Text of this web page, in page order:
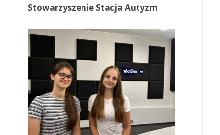
Stowarzyszenie Stacja Autyzm